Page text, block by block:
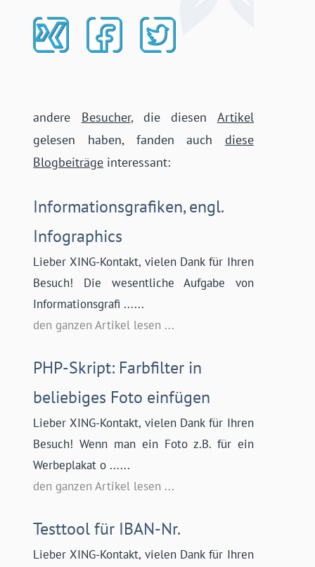
andere Besucher, die diesen Artikel
gelesen haben, fanden auch diese
Blogbeiträge interessant:
Informationsgrafiken, engl.
Infographics
Lieber XING-Kontakt, vielen Dank für Ihren
Besuch! Die wesentliche Aufgabe von
Informationsgrafi ......
den ganzen Artikel lesen ...
PHP-Skript: Farbfilter in
beliebiges Foto einfügen
Lieber XING-Kontakt, vielen Dank für Ihren
Besuch! Wenn man ein Foto z.B. für ein
Werbeplakat o ......
den ganzen Artikel lesen ...
Testtool für IBAN-Nr.
Lieber XING-Kontakt, vielen Dank für Ihren